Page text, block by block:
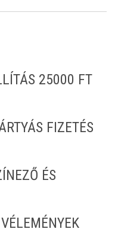
25000 FT
FIZETÉS
ÉS